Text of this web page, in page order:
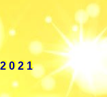
0 2 1